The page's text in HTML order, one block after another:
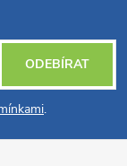
.
ODEBÍRAT